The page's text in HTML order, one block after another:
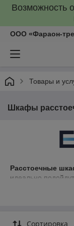
Возможность
ООО «Фараон-
Товары и
Шкафы
Расстоечные
идеально
подготовки теста
Сортировка